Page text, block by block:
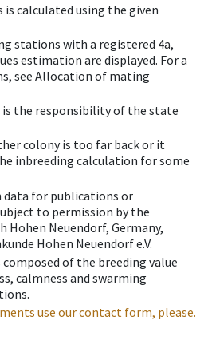
calculated using the given
stations with a registered 4a,
estimation are displayed. For a
see Allocation of mating
is the responsibility of the state
colony is too far back or it
inbreeding calculation for some
data for publications or
to permission by the
Hohen Neuendorf, Germany,
Hohen Neuendorf e.V.
of the breeding value
calmness and swarming
use our contact form, please.